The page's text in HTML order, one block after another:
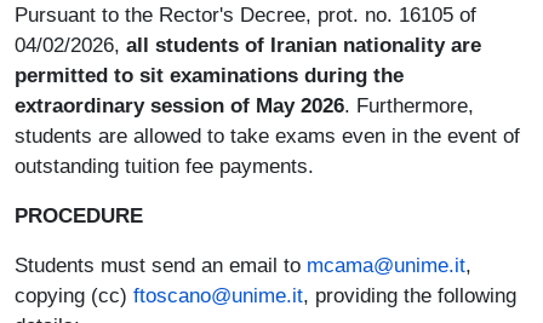
Pursuant to the Rector's Decree, prot. no. 16105 of
04/02/2026, all students of Iranian nationality are
permitted to sit examinations during the
extraordinary session of May 2026. Furthermore,
students are allowed to take exams even in the event of
outstanding tuition fee payments.
PROCEDURE
Students must send an email to mcama@unime.it,
copying (cc) ftoscano@unime.it, providing the following